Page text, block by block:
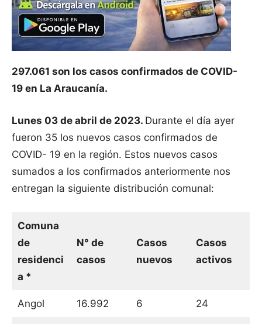
297.061 son los casos confirmados de COVID-
19 en La Araucanía.
Lunes 03 de abril de 2023. Durante el día ayer
fueron 35 los nuevos casos confirmados de
COVID- 19 en la región. Estos nuevos casos
sumados a los confirmados anteriormente nos
entregan la siguiente distribución comunal:
Comuna
de
residenci
a *
N° de
casos
Casos
nuevos
Casos
activos
Angol 16.992 6 24